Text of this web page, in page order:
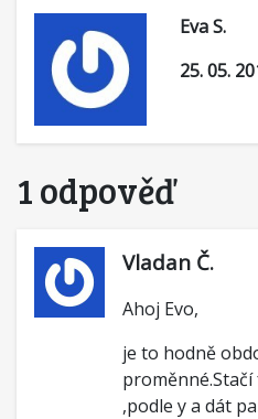
Eva S.
25. 05.
1 odpověď
Vladan Č.
Ahoj Evo,
je to hodně
,podle y a dát